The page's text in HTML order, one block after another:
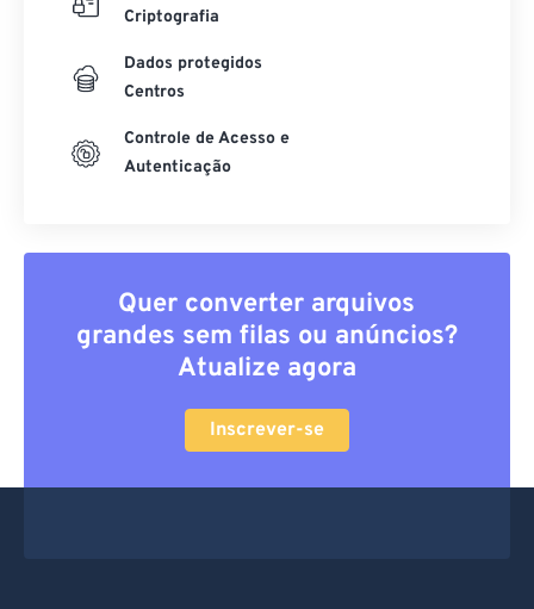
Criptografia
Dados protegidos
Centros
Controle de Acesso e
Autenticação
Quer converter arquivos
grandes sem filas ou anúncios?
Atualize agora
Inscrever-se